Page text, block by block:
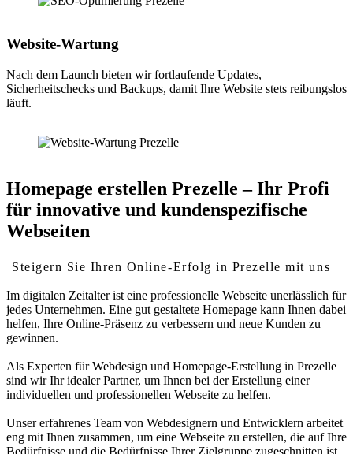
Website-Wartung
Nach dem Launch bieten wir fortlaufende Updates,
Sicherheitschecks und Backups, damit Ihre Website stets reibungslos
läuft.
Homepage erstellen Prezelle – Ihr Profi
für innovative und kundenspezifische
Webseiten
Steigern Sie Ihren Online-Erfolg in Prezelle mit uns
Im digitalen Zeitalter ist eine professionelle Webseite unerlässlich für
jedes Unternehmen. Eine gut gestaltete Homepage kann Ihnen dabei
helfen, Ihre Online-Präsenz zu verbessern und neue Kunden zu
gewinnen.
Als Experten für Webdesign und Homepage-Erstellung in Prezelle
sind wir Ihr idealer Partner, um Ihnen bei der Erstellung einer
individuellen und professionellen Webseite zu helfen.
Unser erfahrenes Team von Webdesignern und Entwicklern arbeitet
eng mit Ihnen zusammen, um eine Webseite zu erstellen, die auf Ihre
Bedürfnisse und die Bedürfnisse Ihrer Zielgruppe zugeschnitten ist.